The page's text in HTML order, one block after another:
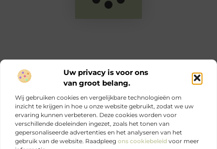
Uw privacy is voor ons
van groot belang.
Wij gebruiken cookies en vergelijkbare technologieën om
inzicht te krijgen in hoe u onze website gebruikt, zodat we uw
ervaring kunnen verbeteren. Deze cookies worden voor
verschillende doeleinden ingezet, zoals het tonen van
gepersonaliseerde advertenties en het analyseren van het
gebruik van de website. Raadpleeg ons cookiebeleid voor meer
Main Links
Ontdek elke dag iets nieuws op Je-eigen-marketing.be.
Sterke marketing begint bij jezelf.